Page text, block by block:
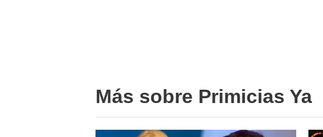
Más sobre Primicias Ya